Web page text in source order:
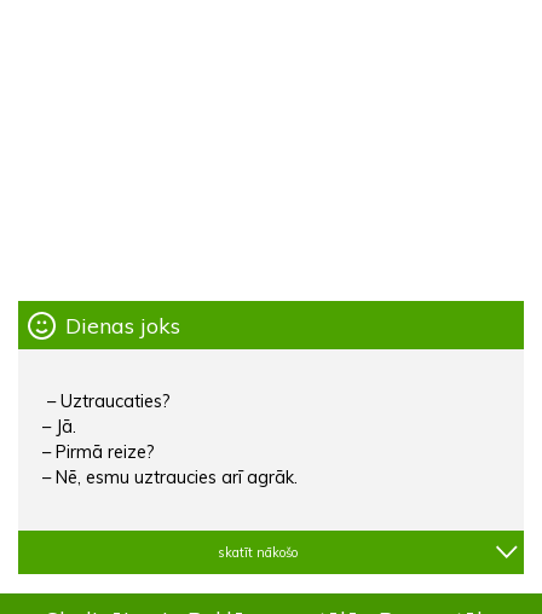
Dienas joks
– Uztraucaties?
– Jā.
– Pirmā reize?
– Nē, esmu uztraucies arī agrāk.
skatīt nākošo